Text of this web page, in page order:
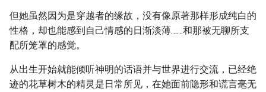
但她虽然因为是穿越者的缘故，没有像原著那样形成纯白的
性格，却也能感到自己情感的日渐淡薄……和那被无聊所支
配所笼罩的感觉。
从出生开始就能倾听神明的话语并与世界进行交流，已经绝
迹的花草树木的精灵是日常所见，在她面前隐形和谎言毫无